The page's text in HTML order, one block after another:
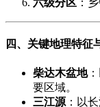
四、关键地理特征
​柴达木盆地​
要区域。
​三江源​ ：以